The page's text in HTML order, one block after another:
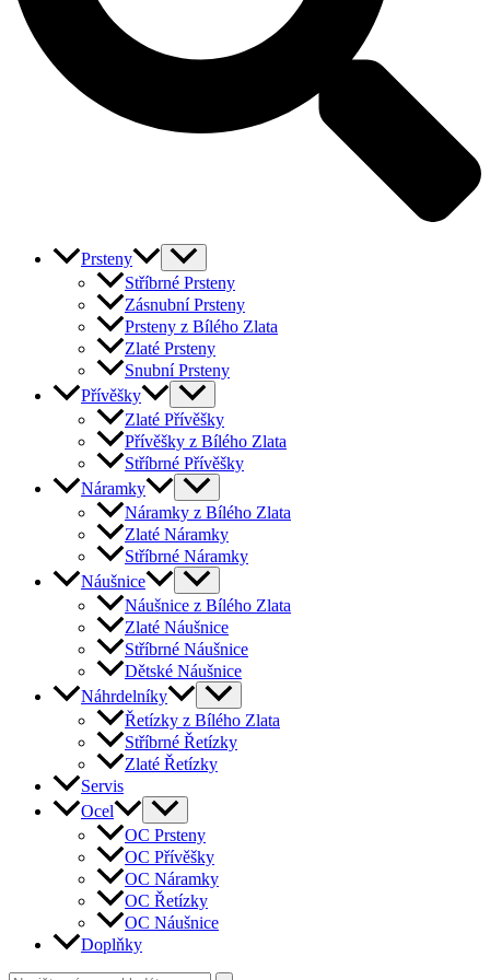
Prsteny
Stříbrné Prsteny
Zásnubní Prsteny
Prsteny z Bílého Zlata
Zlaté Prsteny
Snubní Prsteny
Přívěšky
Zlaté Přívěšky
Přívěšky z Bílého Zlata
Stříbrné Přívěšky
Náramky
Náramky z Bílého Zlata
Zlaté Náramky
Stříbrné Náramky
Náušnice
Náušnice z Bílého Zlata
Zlaté Náušnice
Stříbrné Náušnice
Dětské Náušnice
Náhrdelníky
Řetízky z Bílého Zlata
Stříbrné Řetízky
Zlaté Řetízky
Servis
Ocel
OC Prsteny
OC Přívěšky
OC Náramky
OC Řetízky
OC Náušnice
Doplňky